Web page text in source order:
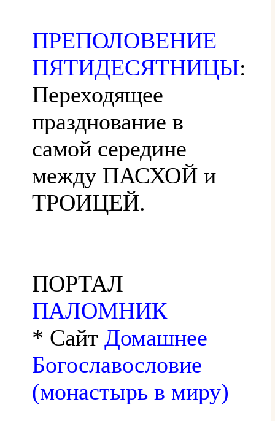
ПРЕПОЛОВЕНИЕ
ПЯТИДЕСЯТНИЦЫ:
Переходящее
празднование в
самой середине
между ПАСХОЙ и
ТРОИЦЕЙ.
ПОРТАЛ
ПАЛОМНИК
* Сайт Домашнее
Богославословие
(монастырь в миру)